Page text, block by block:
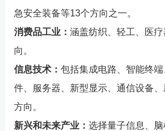
急安全装备等13个方向之一。
消费品工业： 涵盖纺织、轻工、医
向。
信息技术： 包括集成电路、智能终
件、服务器、新型显示、通信设备
方向。
新兴和未来产业： 选择量子信息、